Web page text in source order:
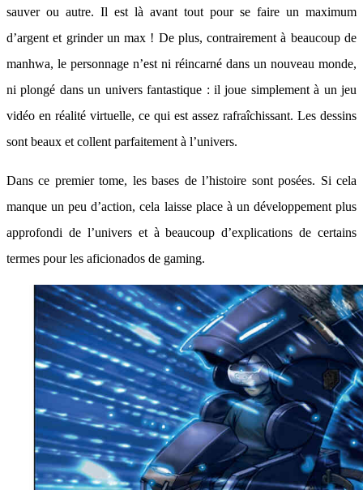
sauver ou autre. Il est là avant tout pour se faire un maximum
d’argent et grinder un max ! De plus, contrairement à beaucoup de
manhwa, le personnage n’est ni réincarné dans un nouveau monde,
ni plongé dans un univers fantastique : il joue simplement à un jeu
vidéo en réalité virtuelle, ce qui est assez rafraîchissant. Les dessins
sont beaux et collent parfaitement à l’univers.
Dans ce premier tome, les bases de l’histoire sont posées. Si cela
manque un peu d’action, cela laisse place à un développement plus
approfondi de l’univers et à beaucoup d’explications de certains
termes pour les aficionados de gaming.